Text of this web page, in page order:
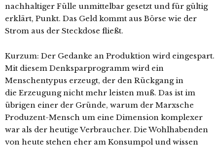
nachhaltiger Fülle unmittelbar gesetzt und für gültig
erklärt, Punkt. Das Geld kommt aus Börse wie der
Strom aus der Steckdose fließt.
Kurzum: Der Gedanke an Produktion wird eingespart.
Mit diesem Denksparprogramm wird ein
Menschentypus erzeugt, der den Rückgang in
die Erzeugung nicht mehr leisten muß. Das ist im
übrigen einer der Gründe, warum der Marxsche
Produzent-Mensch um eine Dimension komplexer
war als der heutige Verbraucher. Die Wohlhabenden
von heute stehen eher am Konsumpol und wissen